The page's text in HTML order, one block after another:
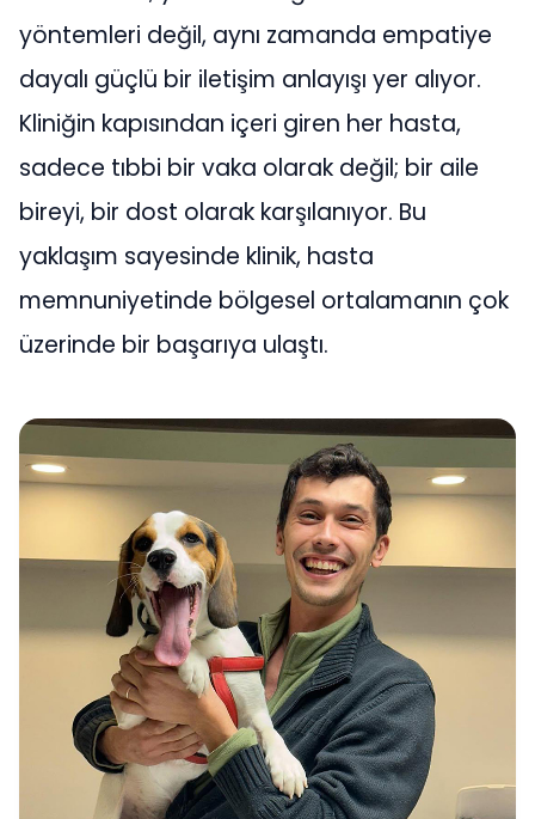
yöntemleri değil, aynı zamanda empatiye
dayalı güçlü bir iletişim anlayışı yer alıyor.
Kliniğin kapısından içeri giren her hasta,
sadece tıbbi bir vaka olarak değil; bir aile
bireyi, bir dost olarak karşılanıyor. Bu
yaklaşım sayesinde klinik, hasta
memnuniyetinde bölgesel ortalamanın çok
üzerinde bir başarıya ulaştı.